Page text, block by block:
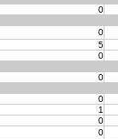
0
0
5
0
0
0
1
0
0